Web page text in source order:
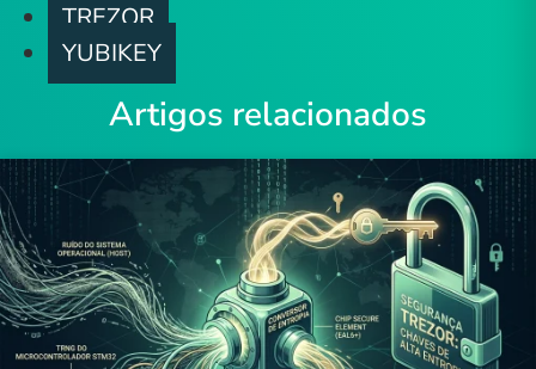
TREZOR
YUBIKEY
Artigos relacionados